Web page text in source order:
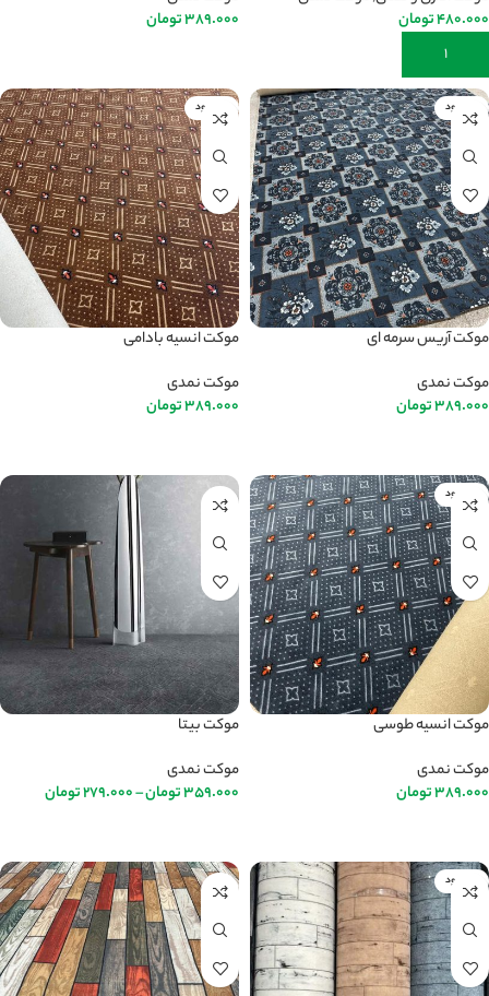
480.000تومان
افزودن به سبد خرید
389.000تومان
ناموجود
موکت آریس سرمه ای
موکت نمدی
389.000تومان
ناموجود
موکت انسیه بادامی
موکت نمدی
389.000تومان
ناموجود
موکت انسیه طوسی
موکت نمدی
389.000تومان
موکت بیتا
موکت نمدی
359.000تومان–
279.000تومان
ناموجود